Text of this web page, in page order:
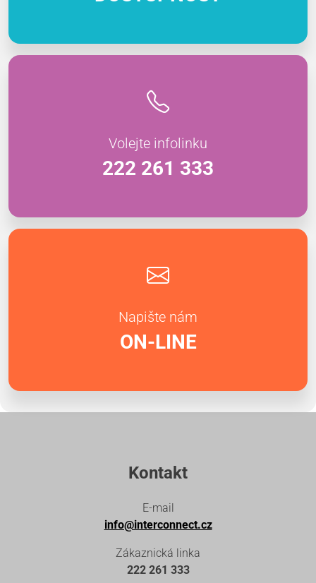
Volejte infolinku
222 261 333
Napište nám
ON-LINE
Kontakt
E-mail
info@interconnect.cz
Zákaznická linka
222 261 333